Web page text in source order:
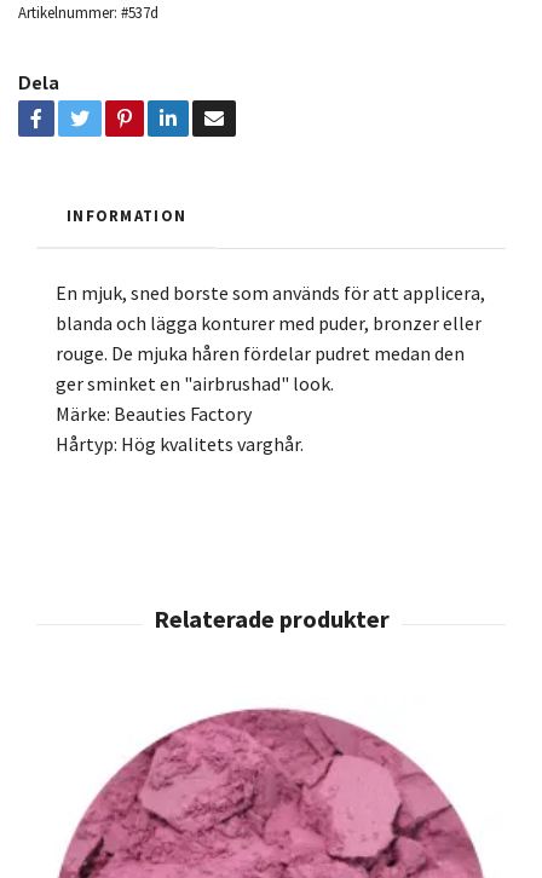
Artikelnummer: #537d
Dela
INFORMATION
En mjuk, sned borste som används för att applicera,
blanda och lägga konturer med puder, bronzer eller
rouge. De mjuka håren fördelar pudret medan den
ger sminket en "airbrushad" look.
Märke: Beauties Factory
Hårtyp: Hög kvalitets varghår.